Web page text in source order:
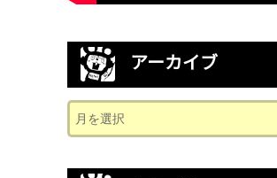
アーカイブ